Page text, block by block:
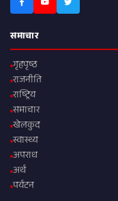
समाचार
गृहपृष्ठ
राजनीति
राष्ट्रिय
समाचार
खेलकुद
स्वास्थ्य
अपराध
अर्थ
पर्यटन